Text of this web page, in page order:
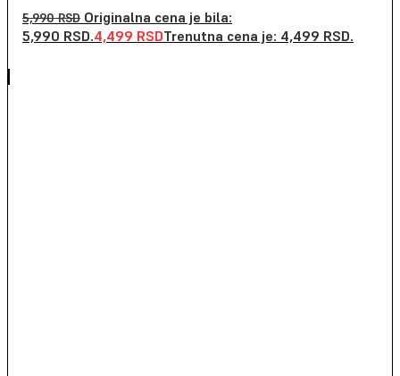
5,990RSD Originalna cena je bila:
5,990 RSD.4,499 RSDTrenutna cena je: 4,499 RSD.